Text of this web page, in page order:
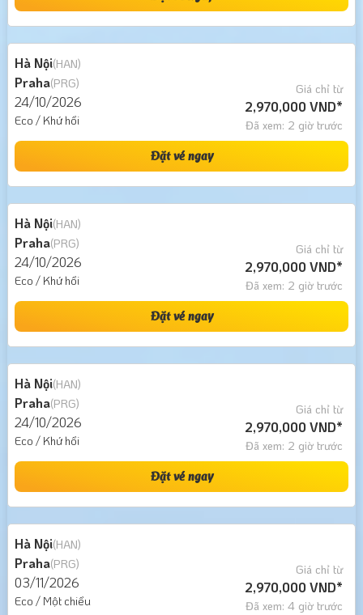
Hà Nội(HAN)
Praha(PRG)
24/10/2026
Eco / Khứ hồi
Giá chỉ từ
2,970,000 VND*
Đã xem: 2 giờ trước
Đặt vé ngay
Hà Nội(HAN)
Praha(PRG)
24/10/2026
Eco / Khứ hồi
Giá chỉ từ
2,970,000 VND*
Đã xem: 2 giờ trước
Đặt vé ngay
Hà Nội(HAN)
Praha(PRG)
24/10/2026
Eco / Khứ hồi
Giá chỉ từ
2,970,000 VND*
Đã xem: 2 giờ trước
Đặt vé ngay
Hà Nội(HAN)
Praha(PRG)
03/11/2026
Eco / Một chiều
Giá chỉ từ
2,970,000 VND*
Đã xem: 4 giờ trước